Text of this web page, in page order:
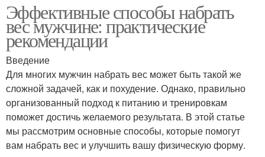
Эффективные способы набрать
вес мужчине: практические
рекомендации
Введение
Для многих мужчин набрать вес может быть такой же
сложной задачей, как и похудение. Однако, правильно
организованный подход к питанию и тренировкам
поможет достичь желаемого результата. В этой статье
мы рассмотрим основные способы, которые помогут
вам набрать вес и улучшить вашу физическую форму.